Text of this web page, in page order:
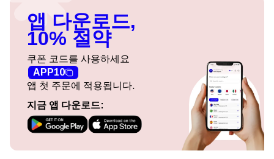
앱 다운로드,
10% 절약
쿠폰 코드를 사용하세요
APP10
앱 첫 주문에 적용됩니다.
지금 앱 다운로드: